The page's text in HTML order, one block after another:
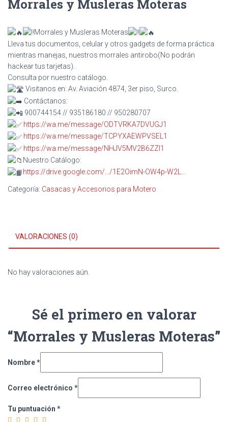
Morrales y Musleras Moteras
Morrales y Musleras Moteras
Lleva tus documentos, celular y otros gadgets de forma práctica
mientras manejas, nuestros morrales antirobo(No podrán
hackear tus tarjetas).
Consulta por nuestro catálogo.
Visitanos en: Av. Aviación 4874, 3er piso, Surco.
Contáctanos:
900744154 // 935186180 // 950280707
https://wa.me/message/ODTVRKA7DVUGJ1
https://wa.me/message/TCPYXAEWPVSEL1
https://wa.me/message/NHJV5MV2B6ZZI1
Nuestro Catálogo:
https://drive.google.com/…/1E2OimN-OW4p-W2L…
Categoría: Casacas y Accesorios para Motero
VALORACIONES (0)
No hay valoraciones aún.
Sé el primero en valorar
“Morrales y Musleras Moteras”
Nombre*
Correo electrónico *
Tu puntuación *